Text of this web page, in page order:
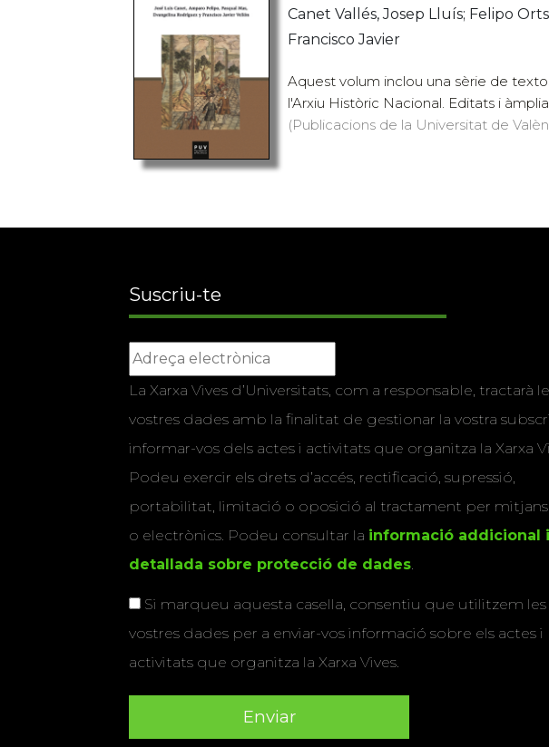
Canet Vallés, Josep Lluís; Felipo
Francisco Javier
Aquest volum inclou una sèrie de
l'Arxiu Històric Nacional. Editats i
(Publicacions de la Universitat de
Suscriu-te
La Xarxa Vives d’Universitats, com a responsable, tractarà
vostres dades amb la finalitat de gestionar la vostra
informar-vos dels actes i activitats que organitza la Xarxa
Podeu exercir els drets d’accés, rectificació, supressió,
portabilitat, limitació o oposició al tractament per mitjans
o electrònics. Podeu consultar la informació addicional i
detallada sobre protecció de dades.
Si marqueu aquesta casella, consentiu que utilitzem les
vostres dades per a enviar-vos informació sobre els actes i
activitats que organitza la Xarxa Vives.